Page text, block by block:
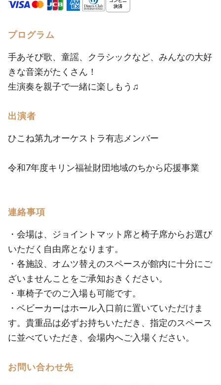
プログラム
手あそび歌、童謡、クラシックなど、みんなの大好
きな音楽がたくさん！
生演奏を親子で一緒に楽しもう♫
出演者
ひこね第九オーケストラ有志メンバー
令和7年度キリン福祉財団地域のちから応援事業
連絡事項
・会場は、ジョイントマット席と椅子席からお選び
いただく自由席となります。
・各施設、オムツ替えのスペースが館内に十分にご
ざいませんことをご承知おきください。
・車椅子でのご入場も可能です。
・ベビーカーはホール入口前に置いていただけま
す。貴重品は必ずお持ちいただき、指定のスペース
に並べていただき、会場内へご入場ください。
お問い合わせ先